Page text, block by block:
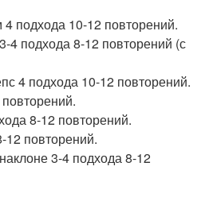
подхода 10-12 повторений.
4 подхода 8-12 повторений (с
4 подхода 10-12 повторений.
8-12 повторений.
повторений.
3-4 подхода 8-12